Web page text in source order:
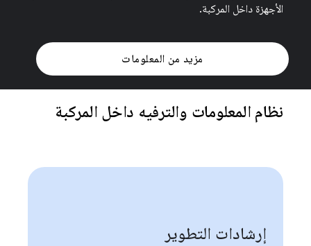
الأجهزة داخل المركبة.
مزيد من المعلومات
نظام المعلومات والترفيه داخل المركبة
إرشادات التطوير